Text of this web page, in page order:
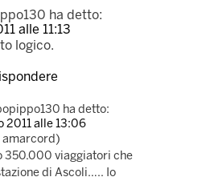
ha detto:
alle 11:13
logico.
ha detto:
2011 alle 13:06
amarcord)
350.000 viaggiatori che
di Ascoli….. Io